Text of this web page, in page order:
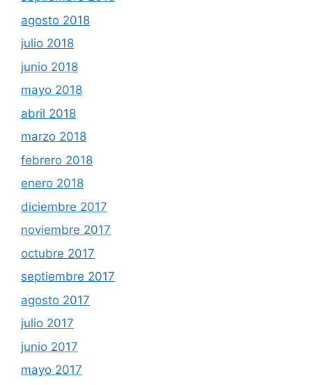
agosto 2018
julio 2018
junio 2018
mayo 2018
abril 2018
marzo 2018
febrero 2018
enero 2018
diciembre 2017
noviembre 2017
octubre 2017
septiembre 2017
agosto 2017
julio 2017
junio 2017
mayo 2017